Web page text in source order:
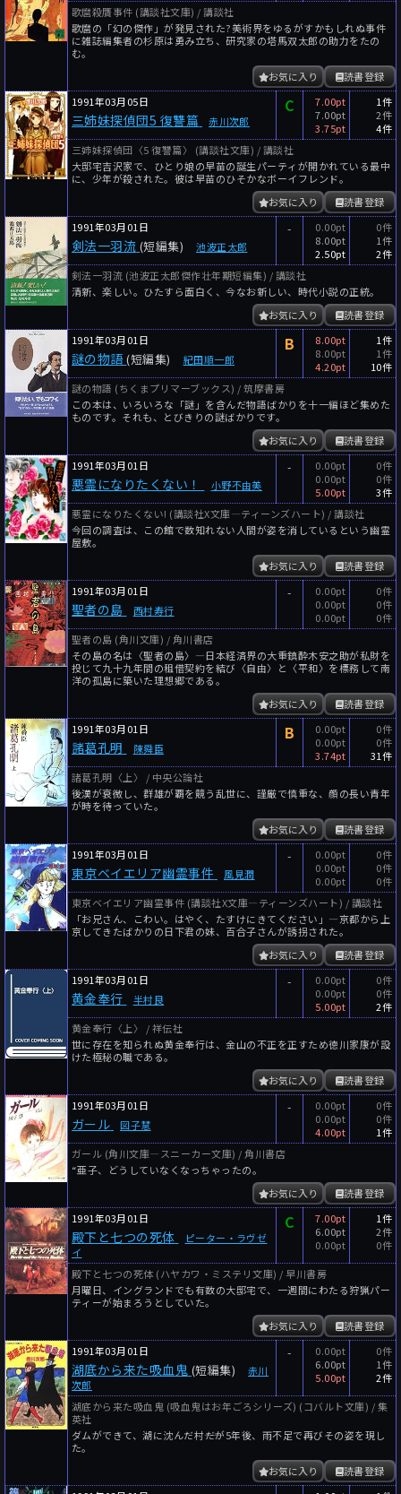
年
～
絞り込みリセット
歌麿殺贋事件 (講談社文庫) / 講談社
歌麿の「幻の傑作」が発見された?美術界をゆるがすかもしれぬ事件
に雑誌編集者の杉原は勇み立ち、研究家の塔馬双太郎の助力をたの
む。
読書登録
お気に入り
1991年03月05日
三姉妹探偵団5 復讐篇 赤川次郎
C
7.00pt
7.00pt
3.75pt
1件
2件
4件
三姉妹探偵団〈5 復讐篇〉 (講談社文庫) / 講談社
大邸宅吉沢家で、ひとり娘の早苗の誕生パーティが開かれている最中
に、少年が殺された。彼は早苗のひそかなボーイフレンド。
読書登録
お気に入り
1991年03月01日
剣法一羽流 (短編集) 池波正太郎
-
0.00pt
8.00pt
2.50pt
0件
1件
2件
剣法一羽流 (池波正太郎傑作壮年期短編集) / 講談社
清新、楽しい。ひたすら面白く、今なお新しい、時代小説の正統。
読書登録
お気に入り
1991年03月01日
謎の物語(短編集) 紀田順一郎
B
8.00pt
8.00pt
4.20pt
1件
1件
10件
謎の物語 (ちくまプリマーブックス) / 筑摩書房
この本は、いろいろな「謎」を含んだ物語ばかりを十一編ほど集めた
ものです。それも、とびきりの謎ばかりです。
読書登録
お気に入り
1991年03月01日
悪霊になりたくない！ 小野不由美
-
0.00pt
0.00pt
5.00pt
0件
0件
3件
悪霊になりたくない! (講談社X文庫―ティーンズハート) / 講談社
今回の調査は、この館で数知れない人間が姿を消しているという幽霊
屋敷。
読書登録
お気に入り
1991年03月01日
聖者の島 西村寿行
-
0.00pt
0.00pt
0.00pt
0件
0件
0件
聖者の島 (角川文庫) / 角川書店
その島の名は〈聖者の島〉―日本経済界の大重鎮酔木安之助が私財を
投じて九十九年間の租借契約を結び〈自由〉と〈平和〉を標務して南
洋の孤島に築いた理想郷である。
読書登録
お気に入り
1991年03月01日
諸葛孔明 陳舜臣
B
0.00pt
0.00pt
3.74pt
0件
0件
31件
諸葛孔明〈上〉 / 中央公論社
後漢が衰微し、群雄が覇を競う乱世に、謹厳で慎重な、顔の長い青年
が時を待っていた。
読書登録
お気に入り
1991年03月01日
東京ベイエリア幽霊事件 風見潤
-
0.00pt
0.00pt
0.00pt
0件
0件
0件
東京ベイエリア幽霊事件 (講談社X文庫―ティーンズハート) / 講談社
「お兄さん、こわい。はやく、たすけにきてください」―京都から上
京してきたばかりの日下君の妹、百合子さんが誘拐された。
読書登録
お気に入り
1991年03月01日
黄金奉行 半村良
-
0.00pt
0.00pt
5.00pt
0件
0件
2件
黄金奉行〈上〉 / 祥伝社
世に存在を知られぬ黄金奉行は、金山の不正を正すため徳川家康が設
けた極秘の職である。
読書登録
お気に入り
1991年03月01日
ガール 図子慧
-
0.00pt
0.00pt
4.00pt
0件
0件
1件
ガール (角川文庫―スニーカー文庫) / 角川書店
“亜子、どうしていなくなっちゃったの。
読書登録
お気に入り
1991年03月01日
殿下と七つの死体
ピーター・ラヴゼ
イ
C
7.00pt
6.00pt
0.00pt
1件
2件
0件
殿下と七つの死体 (ハヤカワ・ミステリ文庫) / 早川書房
月曜日、イングランドでも有数の大邸宅で、一週間にわたる狩猟パー
ティーが始まろうとしていた。
読書登録
お気に入り
1991年03月01日
湖底から来た吸血鬼 (短編集)
赤川
次郎
-
0.00pt
6.00pt
5.00pt
0件
1件
2件
湖底から来た吸血鬼 (吸血鬼はお年ごろシリーズ) (コバルト文庫) / 集
英社
ダムができて、湖に沈んだ村――だが5年後、雨不足で再びその姿を現し
た。
読書登録
お気に入り